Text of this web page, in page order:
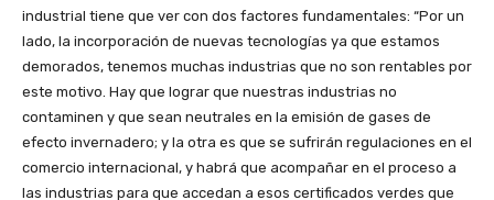
industrial tiene que ver con dos factores fundamentales: “Por un
lado, la incorporación de nuevas tecnologías ya que estamos
demorados, tenemos muchas industrias que no son rentables por
este motivo. Hay que lograr que nuestras industrias no
contaminen y que sean neutrales en la emisión de gases de
efecto invernadero; y la otra es que se sufrirán regulaciones en el
comercio internacional, y habrá que acompañar en el proceso a
las industrias para que accedan a esos certificados verdes que